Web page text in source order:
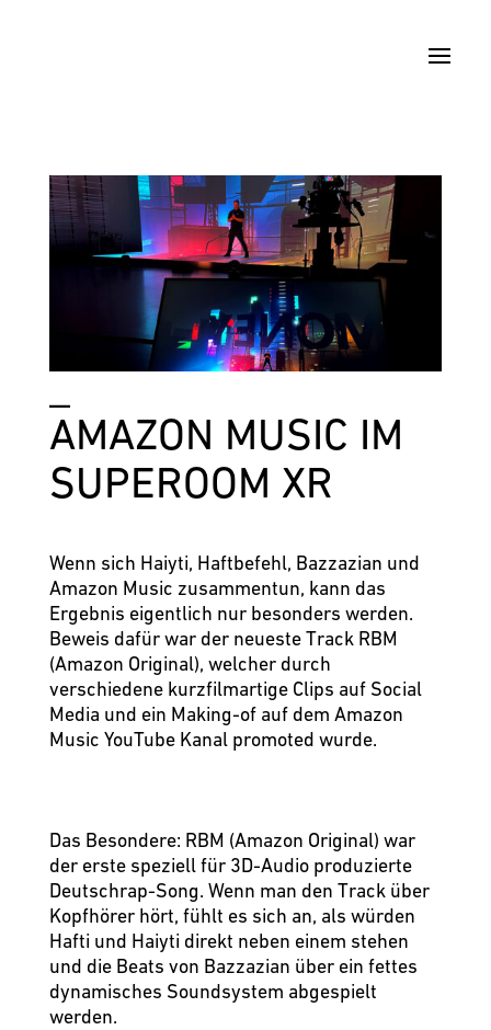
_
AMAZON MUSIC IM
SUPEROOM XR
Wenn sich Haiyti, Haftbefehl, Bazzazian und
Amazon Music zusammentun, kann das
Ergebnis eigentlich nur besonders werden.
Beweis dafür war der neueste Track RBM
(Amazon Original), welcher durch
verschiedene kurzfilmartige Clips auf Social
Media und ein Making-of auf dem Amazon
Music YouTube Kanal promoted wurde.
Das Besondere: RBM (Amazon Original) war
der erste speziell für 3D-Audio produzierte
Deutschrap-Song. Wenn man den Track über
Kopfhörer hört, fühlt es sich an, als würden
Hafti und Haiyti direkt neben einem stehen
und die Beats von Bazzazian über ein fettes
dynamisches Soundsystem abgespielt
werden.